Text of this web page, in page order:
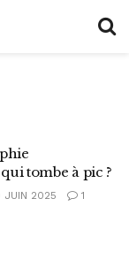
tombe à pic ?
JUIN 2025 1